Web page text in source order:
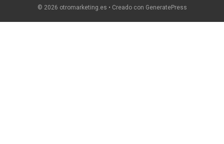
© 2026 otromarketing.es • Creado con GeneratePress